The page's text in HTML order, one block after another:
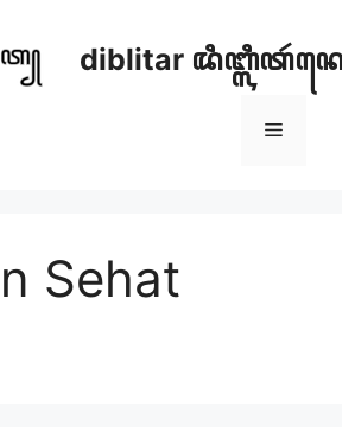
diblitar
Menu
Sehat